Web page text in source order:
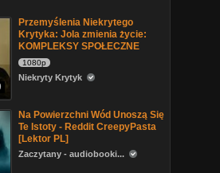
Przemyślenia Niekrytego
Krytyka: Jola zmienia życie:
KOMPLEKSY SPOŁECZNE
1080p
Niekryty Krytyk
Na Powierzchni Wód Unoszą Się
Te Istoty - Reddit CreepyPasta
[Lektor PL]
Zaczytany - audiobooki...